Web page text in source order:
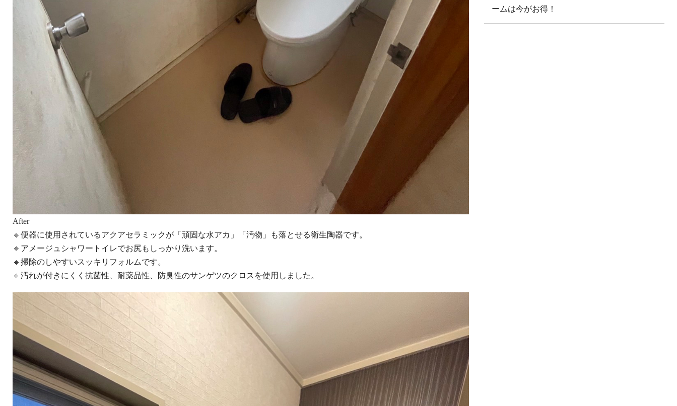
After
🔸便器に使用されているアクアセラミックが「頑固な水アカ」「汚物」も落とせる衛生陶器です。
🔸アメージュシャワートイレでお尻もしっかり洗います。
🔸掃除のしやすいスッキリフォルムです。
🔸汚れが付きにくく抗菌性、耐薬品性、防臭性のサンゲツのクロスを使用しました。
ームは今がお得！